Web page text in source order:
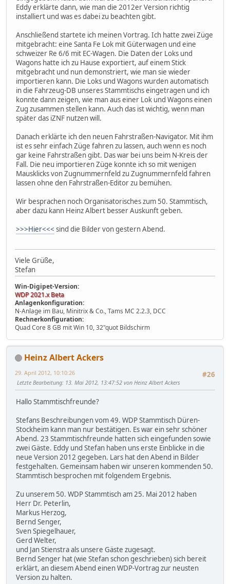
Eddy erklärte dann, wie man die 2012er Version richtig
installiert und was es dabei zu beachten gibt.
Anschließend startete ich meinen Vortrag. Ich hatte zwei Züge
mitgebracht: eine Santa Fe Lok mit Güterwagen und eine
schweizer Re 6/6 mit EC-Wagen. Die Daten der Loks und
Wagons hatte ich zu Hause exportiert, auf einem Stick
mitgebracht und nun demonstriert, wie man sie wieder
importieren kann. Die Loks und Wagons wurden automatisch
in die Fahrzeug-DB unseres Stammtischs eingetragen und ich
konnte dann zeigen, wie man aus einer Lok und Wagons einen
Zug zusammen stellen kann. Auch das ist wichtig, wenn man
später das iZNF nutzen will.
Danach erklärte ich den neuen Fahrstraßen-Navigator. Mit ihm
ist es sehr einfach Züge fahren zu lassen, auch wenn es noch
gar keine Fahrstraßen gibt. Das war bei uns beim N-Kreis der
Fall. Die neu importieren Züge konnte ich so mit wenigen
Mausklicks von Zugnummernfeld zu Zugnummernfeld fahren
lassen ohne den Fahrstraßen-Editor zu bemühen.
Wir besprachen noch Organisatorisches zum 50. Stammtisch,
aber dazu kann Heinz Albert besser Auskunft geben.
>>>Hier<<< sind die Bilder von gestern Abend.
Viele Grüße,
Stefan
Win-Digipet-Version:
WDP 2021.x Beta
Anlagenkonfiguration:
N-Anlage im Bau, Minitrix & Co., Tams MC 2.2.3, DCC
Rechnerkonfiguration:
Quad Core 8 GB mit Win 10, 32"quot Bildschirm
Heinz Albert Ackers
#26
29. April 2012, 10:10:26
Letzte Bearbeitung: 13. Mai 2012, 13:47:52 von Heinz Albert Ackers
Hallo Stammtischfreunde?
Stefans Beschreibungen vom 49. WDP Stammtisch Düren-
Stockheim kann man nur bestätigen. Es war ein sehr schöner
Abend. 23 Stammtischfreunde hatten sich eingefunden sowie
zwei Gäste. Eddy und Stefan haben uns erste Einblicke in die
neue Version 2012 gegeben. Lars hat den Abend in Bilder
festgehalten. Gemeinsam haben wir unseren kommenden 50.
Stammtisch besprochen mit folgendem Ergebnis.
Zu unserem 50. WDP Stammtisch am 25. Mai 2012 haben
Herr Dr. Peterlin,
Markus Herzog,
Bernd Senger,
Sven Spiegelhauer,
Gerd Welter,
und Jan Stienstra als unsere Gäste zugesagt.
Bernd Senger hat (wie Stefan schon geschrieben) sich bereit
erklärt, an diesem Abend einen WDP-Vortrag zur neusten
Version zu halten.